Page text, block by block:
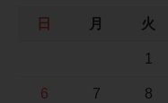
日 月 火
1
6 7 8